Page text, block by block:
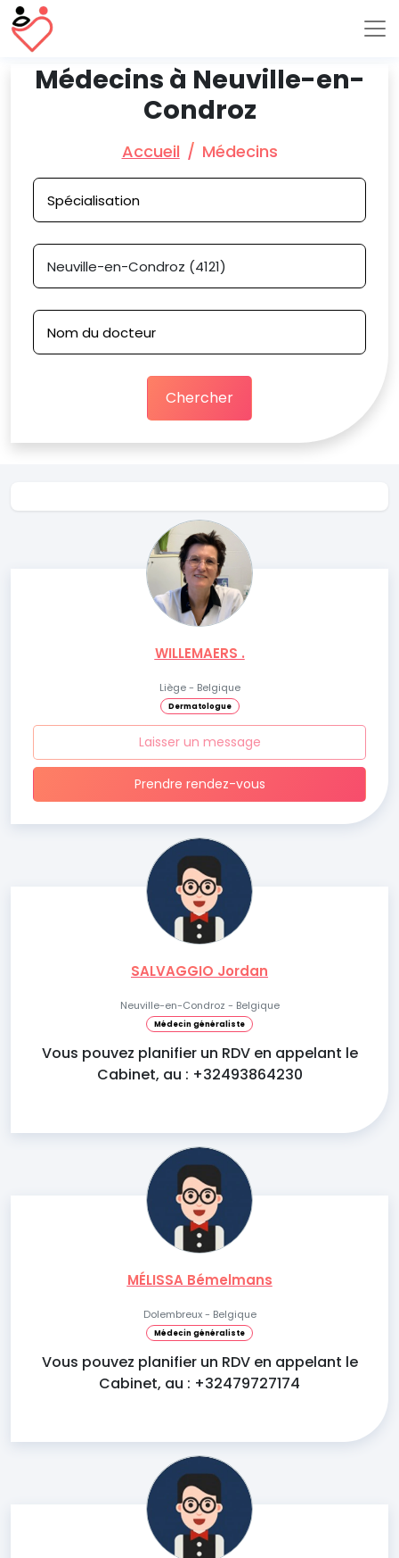
Médecins à Neuville-en-
Condroz
Accueil Médecins
Chercher
WILLEMAERS .
Liège - Belgique
Dermatologue
Laisser un message
Prendre rendez-vous
SALVAGGIO Jordan
Neuville-en-Condroz - Belgique
Médecin généraliste
Vous pouvez planifier un RDV en appelant le
Cabinet, au : +32493864230
MÉLISSA Bémelmans
Dolembreux - Belgique
Médecin généraliste
Vous pouvez planifier un RDV en appelant le
Cabinet, au : +32479727174